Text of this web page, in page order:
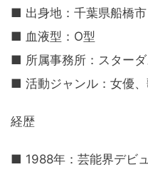
■ 出身地：千葉県船橋市
■ 血液型：O型
■ 所属事務所：スター
■ 活動ジャンル：女優
経歴
■ 1988年：芸能界デビ